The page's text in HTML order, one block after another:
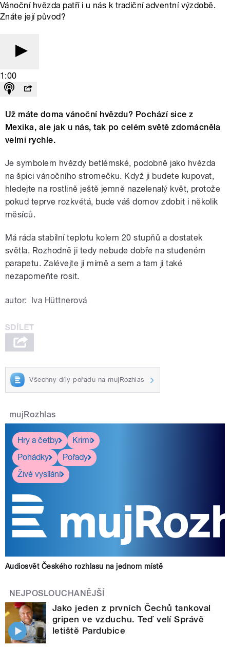
Vánoční hvězda patří i u nás k tradiční adventní výzdobě.
Znáte její původ?
1:00
Už máte doma vánoční hvězdu? Pochází sice z
Mexika, ale jak u nás, tak po celém světě zdomácněla
velmi rychle.
Je symbolem hvězdy betlémské, podobně jako hvězda
na špici vánočního stromečku. Když ji budete kupovat,
hledejte na rostlině ještě jemně nazelenalý květ, protože
pokud teprve rozkvétá, bude váš domov zdobit i několik
měsíců.
Má ráda stabilní teplotu kolem 20 stupňů a dostatek
světla. Rozhodně ji tedy nebude dobře na studeném
parapetu. Zalévejte ji mírně a sem a tam ji také
nezapomeňte rosit.
autor: Iva Hüttnerová
Všechny díly pořadu na mujRozhlas
mujRozhlas
Hry a četby
Krimi
Pohádky
Pořady
Živé vysílání
Audiosvět Českého rozhlasu na jednom místě
NEJPOSLOUCHANĚJŠÍ
Jako jeden z prvních Čechů tankoval
gripen ve vzduchu. Teď velí Správě
letiště Pardubice